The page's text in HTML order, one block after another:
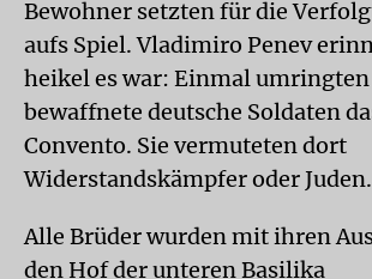
Bewohner setzten für die
aufs Spiel. Vladimiro Penev
heikel es war: Einmal
bewaffnete deutsche Soldaten
Convento. Sie vermuteten dort
Widerstandskämpfer oder Juden.
Alle Brüder wurden mit ihren
den Hof der unteren Basilika